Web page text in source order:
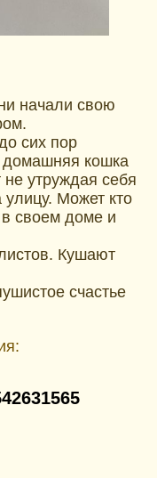
начали свою
сих пор
домашняя кошка
утруждая себя
Может кто
в своем доме и
Кушают
счастье